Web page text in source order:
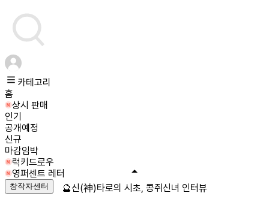
카테고리
홈
상시 판매
인기
공개예정
신규
마감임박
럭키드로우
영퍼센트 레터
창작자센터 🔮신(神)타로의 시초, 콩쥐신녀 인터뷰